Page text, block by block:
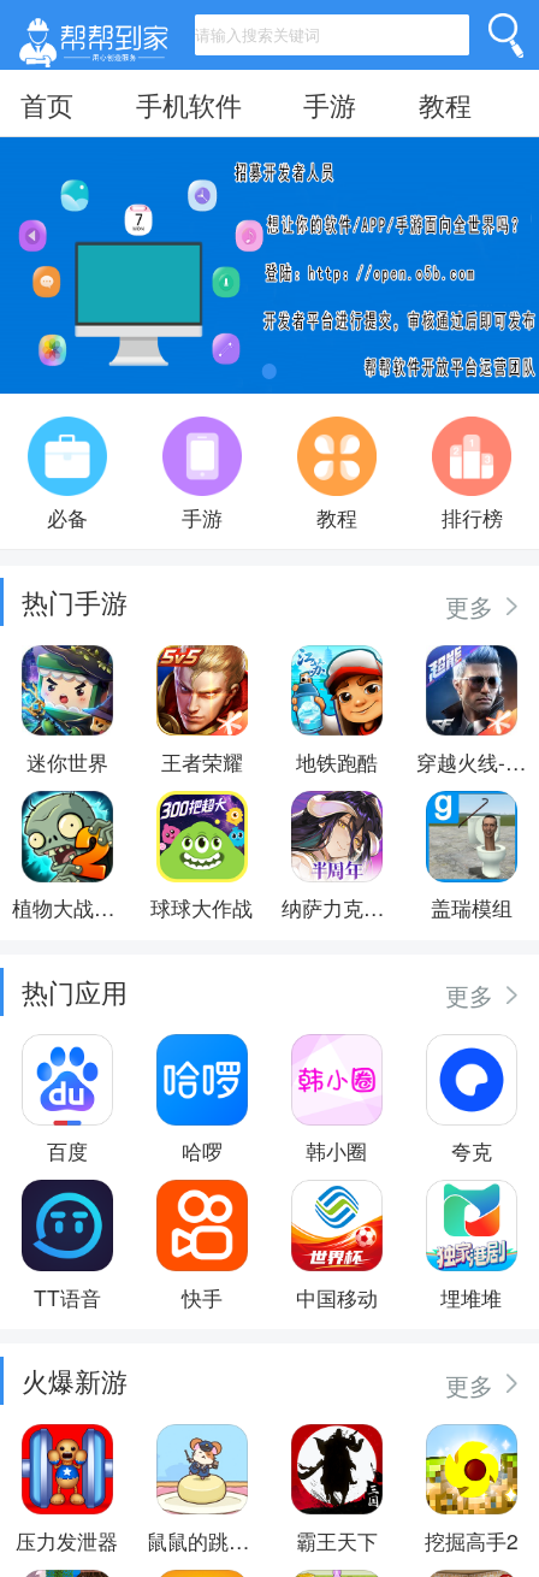
首页 手机软件 手游 教程
必备 手游 教程 排行榜
热门手游 更多
迷你世界 王者荣耀 地铁跑酷 穿越火线-枪战王者
植物大战僵尸2 球球大作战 纳萨力克之王 盖瑞模组
热门应用 更多
百度 哈啰 韩小圈 夸克
TT语音 快手 中国移动 埋堆堆
火爆新游 更多
压力发泄器 鼠鼠的跳跃冒险 霸王天下 挖掘高手2